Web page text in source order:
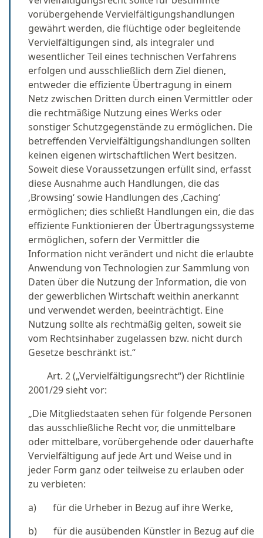
vorübergehende Vervielfältigungshandlungen
gewährt werden, die flüchtige oder begleitende
Vervielfältigungen sind, als integraler und
wesentlicher Teil eines technischen Verfahrens
erfolgen und ausschließlich dem Ziel dienen,
entweder die effiziente Übertragung in einem
Netz zwischen Dritten durch einen Vermittler oder
die rechtmäßige Nutzung eines Werks oder
sonstiger Schutzgegenstände zu ermöglichen. Die
betreffenden Vervielfältigungshandlungen sollten
keinen eigenen wirtschaftlichen Wert besitzen.
Soweit diese Voraussetzungen erfüllt sind, erfasst
diese Ausnahme auch Handlungen, die das
‚Browsing‘ sowie Handlungen des ‚Caching‘
ermöglichen; dies schließt Handlungen ein, die das
effiziente Funktionieren der Übertragungssysteme
ermöglichen, sofern der Vermittler die
Information nicht verändert und nicht die erlaubte
Anwendung von Technologien zur Sammlung von
Daten über die Nutzung der Information, die von
der gewerblichen Wirtschaft weithin anerkannt
und verwendet werden, beeinträchtigt. Eine
Nutzung sollte als rechtmäßig gelten, soweit sie
vom Rechtsinhaber zugelassen bzw. nicht durch
Gesetze beschränkt ist.“
Art. 2 („Vervielfältigungsrecht“) der Richtlinie
2001/29 sieht vor:
„Die Mitgliedstaaten sehen für folgende Personen
das ausschließliche Recht vor, die unmittelbare
oder mittelbare, vorübergehende oder dauerhafte
Vervielfältigung auf jede Art und Weise und in
jeder Form ganz oder teilweise zu erlauben oder
zu verbieten:
a) für die Urheber in Bezug auf ihre Werke,
b) für die ausübenden Künstler in Bezug auf die